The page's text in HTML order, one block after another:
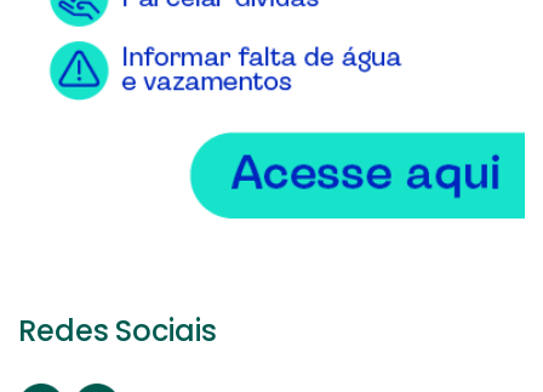
Redes Sociais